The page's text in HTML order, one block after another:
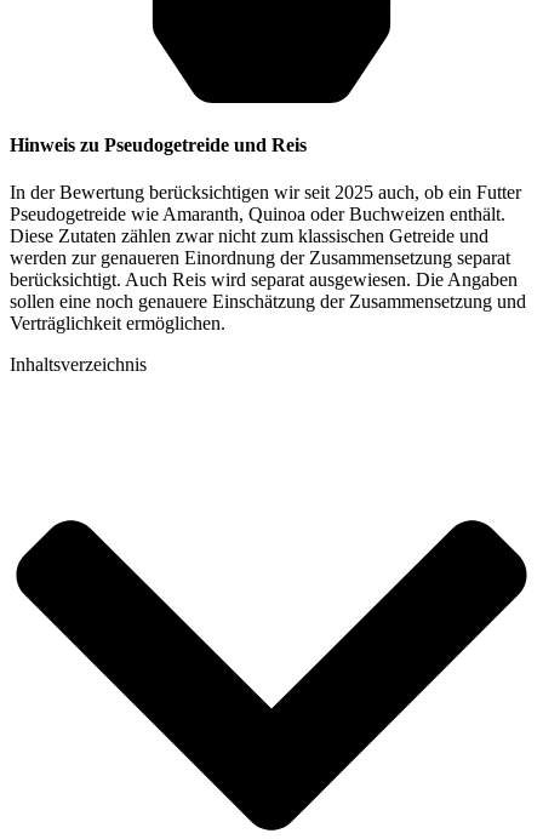
Hinweis zu Pseudogetreide und Reis
In der Bewertung berücksichtigen wir seit 2025 auch, ob ein Futter
Pseudogetreide wie Amaranth, Quinoa oder Buchweizen enthält.
Diese Zutaten zählen zwar nicht zum klassischen Getreide und
werden zur genaueren Einordnung der Zusammensetzung separat
berücksichtigt. Auch Reis wird separat ausgewiesen. Die Angaben
sollen eine noch genauere Einschätzung der Zusammensetzung und
Verträglichkeit ermöglichen.
Inhaltsverzeichnis​